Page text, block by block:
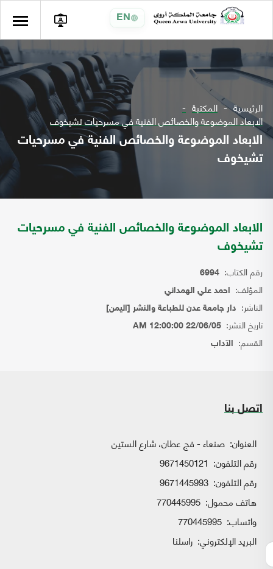
EN
الرئيسية المكتبة
الابعاد الموضوعة والخصائص الفنية في مسرحيات تشيخوف
الابعاد الموضوعة والخصائص الفنية في مسرحيات
تشيخوف
الابعاد الموضوعة والخصائص الفنية في مسرحيات
تشيخوف
رقم الكتاب: 6994
المؤلف: احمد علي الهمداني
الناشر: دار جامعة عدن للطباعة والنشر [اليمن]
تاريخ النشر: 22/06/05 12:00:00 AM
القسم: الآداب
اتصل بنا
العنوان: صنعاء - فج عطان، شارع الستين
رقم التلفون: 9671450121
رقم التلفون: 9671445993
هاتف محمول: 770445995
واتساب:
البريد الإلكتروني: راسلنا